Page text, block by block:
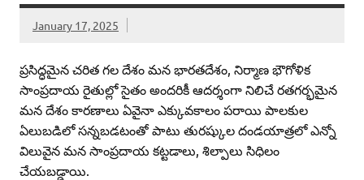
January 17, 2025
ప్రసిద్ధమైన చరిత గల దేశం మన భారతదేశం, నిర్మాణ భౌగోళిక
సాంప్రదాయ రైతుల్లో సైతం అందరికీ ఆదర్శంగా నిలిచే రతగర్భమైన
మన దేశం కారణాలు ఏవైనా ఎక్కువకాలం పరాయి పాలకుల
ఏలుబడిలో సన్నబడటంతో పాటు తురష్కుల దండయాత్రలో ఎన్నో
విలువైన మన సాంప్రదాయ కట్టడాలు, శిల్పాలు సిధిలం
చేయబడ్డాయి.